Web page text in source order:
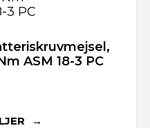
ASM 18-3 PC